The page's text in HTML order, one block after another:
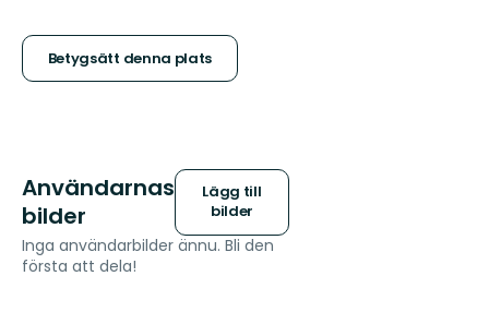
stjärnor
Betygsätt denna plats
Användarnas
bilder
Lägg till
bilder
Inga användarbilder ännu. Bli den
första att dela!